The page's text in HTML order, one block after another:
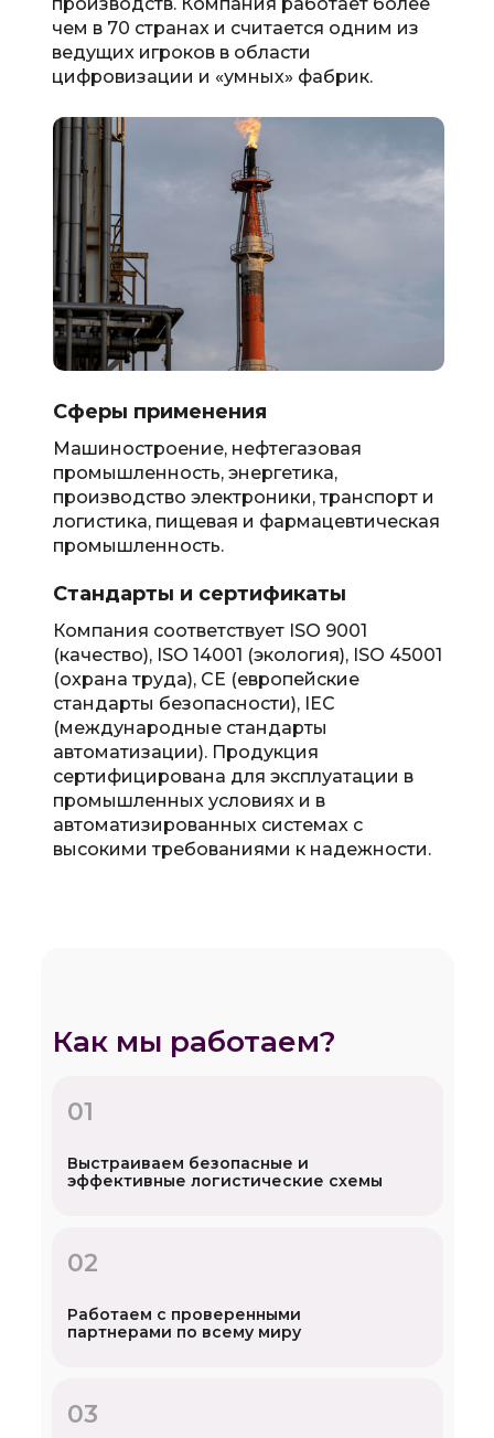
чем в 70 странах и считается одним из
ведущих игроков в области
цифровизации и «умных» фабрик.
Машиностроение, нефтегазовая
промышленность, энергетика,
производство электроники, транспорт и
логистика, пищевая и фармацевтическая
промышленность.
Сферы применения
Компания соответствует ISO 9001
(качество), ISO 14001 (экология), ISO 45001
(охрана труда), CE (европейские
стандарты безопасности), IEC
(международные стандарты
автоматизации). Продукция
сертифицирована для эксплуатации в
промышленных условиях и в
автоматизированных системах с
высокими требованиями к надежности.
Стандарты и сертификаты
Как мы работаем?
01
Выстраиваем безопасные и
эффективные логистические схемы
02
Работаем с проверенными
партнерами по всему миру
03